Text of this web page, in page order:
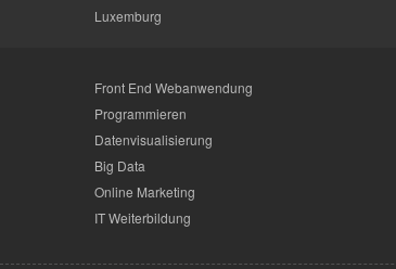
Luxemburg
Front End Webanwendung
Programmieren
Datenvisualisierung
Big Data
Online Marketing
IT Weiterbildung